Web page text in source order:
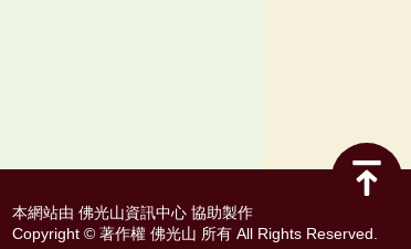
本網站由 佛光山資訊中心 協助製作
Copyright © 著作權 佛光山 所有 All Rights Reserved.